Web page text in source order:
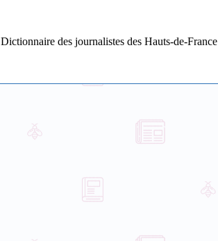
Dictionnaire des journalistes des Hauts-de-France